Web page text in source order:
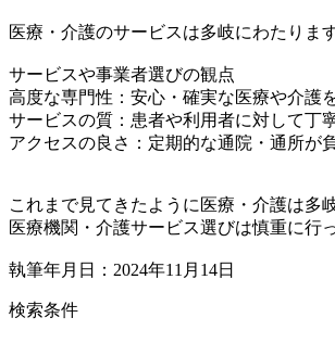
医療・介護のサービスは多岐にわたりま
サービスや事業者選びの観点
高度な専門性：安心・確実な医療や介護
サービスの質：患者や利用者に対して丁
アクセスの良さ：定期的な通院・通所が
これまで見てきたように医療・介護は多
医療機関・介護サービス選びは慎重に行
執筆年月日：2024年11月14日
検索条件